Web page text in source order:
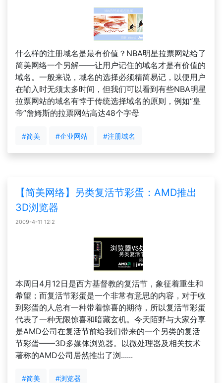
什么样的注册域名是最有价值？NBA明星拉票网站给了
简美网络一个另解——让用户记住的域名才是有价值的
域名。一般来说，域名的选择必须精简易记，以便用户
在输入时无须太多时间，但我们可以看到有些NBA明星
拉票网站的域名有悖于传统选择域名的原则，例如“皇
帝”詹姆斯的拉票网站高达48个字母
#简美 #企业网站 #注册域名
【简美网络】另类复活节彩蛋：AMD推出
3D浏览器
2009-4-11 12:2
本周日4月12日是西方基督教的复活节，象征着重生和
希望；而复活节彩蛋是一个非常有意思的内容，对于收
到彩蛋的人总有一种带着惊喜的期待，所以复活节彩蛋
代表了一种无限惊喜和暗藏玄机。今天陌野与大家分享
是AMD公司在复活节前给我们带来的一个另类的复活
节彩蛋——3D多媒体浏览器。以微处理器及相关技术
著称的AMD公司居然推出了浏......
#简美 #浏览器